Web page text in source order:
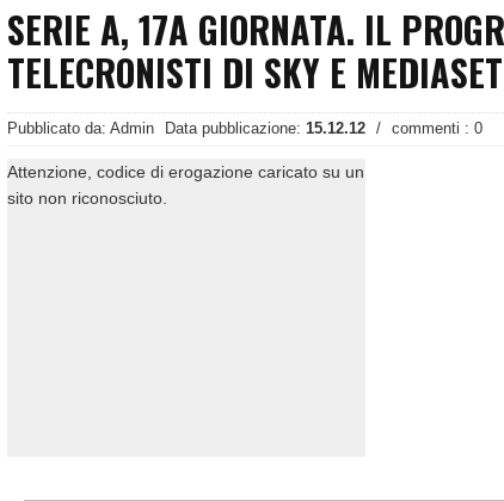
SERIE A, 17A GIORNATA. IL
TELECRONISTI DI SKY E
Pubblicato da: Admin Data pubblicazione: 15.12.12 / commenti : 0
Attenzione, codice di erogazione caricato su un
sito non riconosciuto.